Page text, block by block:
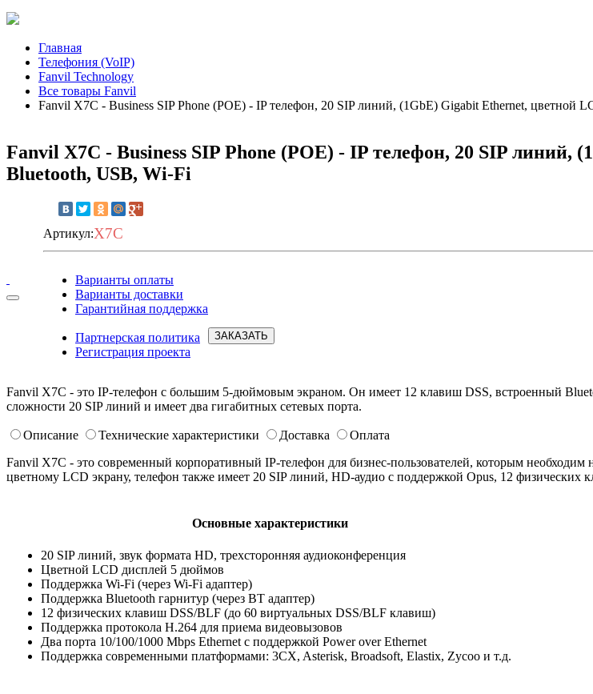
Главная
Телефония (VoIP)
Fanvil Technology
Все товары Fanvil
Fanvil X7C - Business SIP Phone (POE) - IP телефон, 20 SIP линий, (1GbE) Gigabit Ethernet, цветной
Fanvil X7C - Business SIP Phone (POE) - IP телефон, 20 SIP линий,
Bluetooth, USB, Wi-Fi
Артикул:X7C
Варианты оплаты
Варианты доставки
Гарантийная поддержка
Партнерская политика
Регистрация проекта
ЗАКАЗАТЬ
Fanvil X7C - это IP-телефон с большим 5-дюймовым экраном. Он имеет 12 клавиш DSS, встроенный
сложности 20 SIP линий и имеет два гигабитных сетевых порта.
Описание Технические характеристики Доставка
Оплата
Fanvil X7C - это современный корпоративный IP-телефон для бизнес-пользователей, которым
цветному LCD экрану, телефон также имеет 20 SIP линий, HD-аудио с поддержкой Opus, 12
Основные характеристики
20 SIP линий, звук формата HD, трехсторонняя аудиоконференция
Цветной LCD дисплей 5 дюймов
Поддержка Wi-Fi (через Wi-Fi адаптер)
Поддержка Bluetooth гарнитур (через BT адаптер)
12 физических клавиш DSS/BLF (до 60 виртуальных DSS/BLF клавиш)
Поддержка протокола H.264 для приема видеовызовов
Два порта 10/100/1000 Mbps Ethernet с поддержкой Power over Ethernet
Поддержка современными платформами: 3CX, Asterisk, Broadsoft, Elastix, Zycoo и т.д.